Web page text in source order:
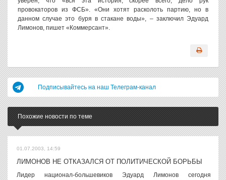
провокаторов из ФСБ». «Они хотят расколоть партию, но в
данном случае это буря в стакане воды», – заключил Эдуард
Лимонов, пишет «Коммерсант».
Подписывайтесь на наш Телеграм-канал
Похожие новости по теме
01.07.2003, 14:59
ЛИМОНОВ НЕ ОТКАЗАЛСЯ ОТ ПОЛИТИЧЕСКОЙ БОРЬБЫ
Лидер национал-большевиков Эдуард Лимонов сегодня